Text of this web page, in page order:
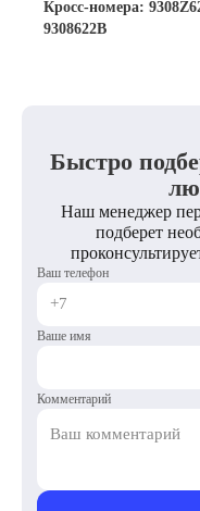
Кросс-номера:
9308622B
Быстро
Наш менеджер
подберет
Ваш телефон
Ваше имя
Комментарий